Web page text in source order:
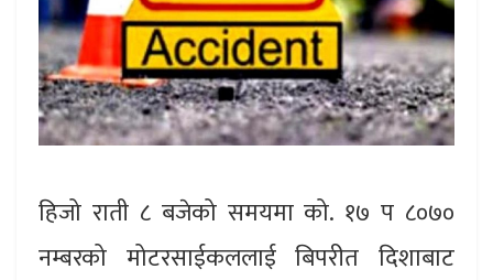
हिजो राती ८ बजेको समयमा को. १७ प ८०७०
नम्बरको मोटरसाईकललाई बिपरीत दिशाबाट